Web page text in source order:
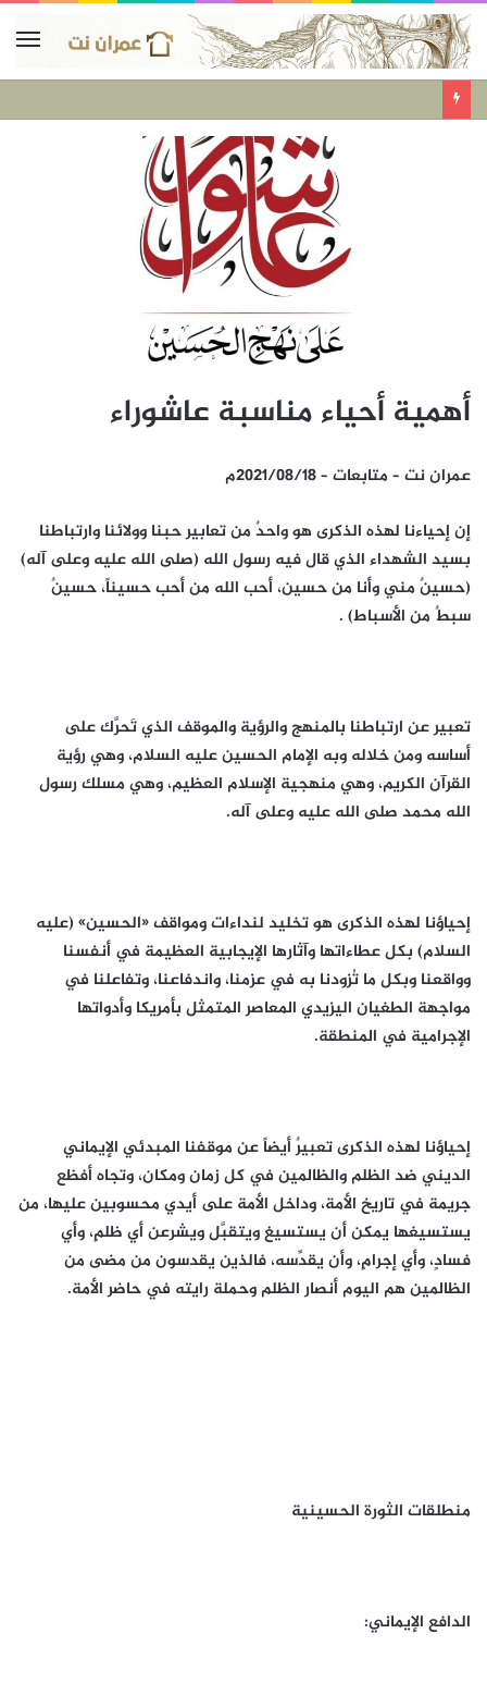
أهمية أحياء مناسبة عاشوراء
عمران نت – متابعات – 2021/٠٨/١٨م
إن إحياءنا لهذه الذكرى هو واحدٌ من تعابير حبنا وولائنا وارتباطنا
بسيد الشهداء الذي قال فيه رسول الله (صلى الله عليه وعلى آله)
(حسينٌ مني وأنا من حسين، أحب الله من أحب حسيناً، حسينٌ
سبطٌ من الأسباط) .
تعبير عن ارتباطنا بالمنهج والرؤية والموقف الذي تَحرَّك على
أساسه ومن خلاله وبه الإمام الحسين عليه السلام، وهي رؤية
القرآن الكريم، وهي منهجية الإسلام العظيم، وهي مسلك رسول
الله محمد صلى الله عليه وعلى آله.
إحياؤنا لهذه الذكرى هو تخليد لنداءات ومواقف «الحسين» (عليه
السلام) بكل عطاءاتها وآثارها الإيجابية العظيمة في أنفسنا
وواقعنا وبكل ما تُزودنا به في عزمنا، واندفاعنا، وتفاعلنا في
مواجهة الطغيان اليزيدي المعاصر المتمثل بأمريكا وأدواتها
الإجرامية في المنطقة.
إحياؤنا لهذه الذكرى تعبيرٌ أيضاً عن موقفنا المبدئي الإيماني
الديني ضد الظلم والظالمين في كل زمان ومكان، وتجاه أفظع
جريمة في تاريخ الأمة، وداخل الأمة على أيدي محسوبين عليها، من
يستسيغها يمكن أن يستسيغ ويتقبَّل ويشرعن أي ظلمٍ، وأي
فسادٍ، وأي إجرامٍ، وأن يقدِّسه، فالذين يقدسون من مضى من
الظالمين هم اليوم أنصار الظلم وحملة رايته في حاضر الأمة.
منطلقات الثورة الحسينية
الدافع الإيماني: